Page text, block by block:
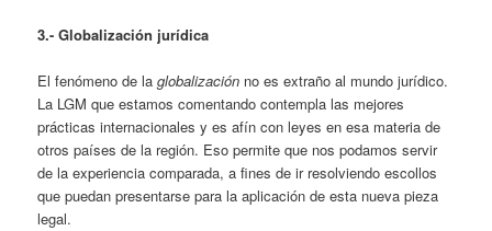
3.- Globalización jurídica
El fenómeno de laglobalización no es extraño al mundo jurídico.
La LGM que estamos comentando contempla las mejores
prácticas internacionales y es afín con leyes en esa materia de
otros países de la región. Eso permite que nos podamos servir
de la experiencia comparada, a fines de ir resolviendo escollos
que puedan presentarse para la aplicación de esta nueva pieza
legal.